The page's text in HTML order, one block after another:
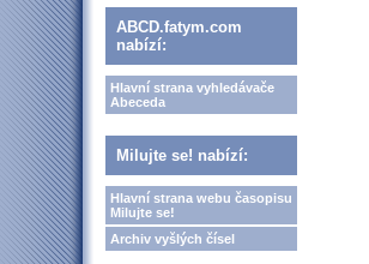
ABCD.fatym.com
nabízí:
Hlavní strana vyhledávače
Abeceda
Milujte se! nabízí:
Hlavní strana webu časopisu
Milujte se!
Archiv vyšlých čísel